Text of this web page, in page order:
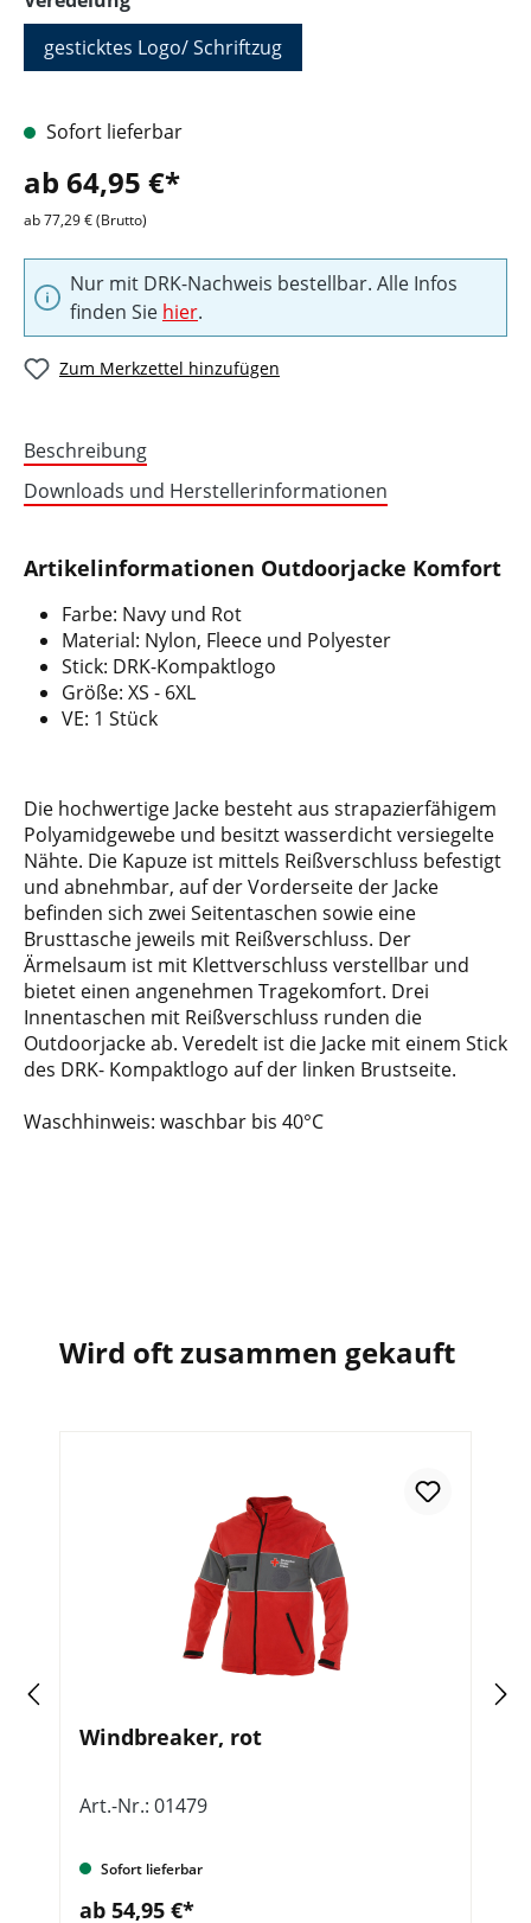
gesticktes Logo/ Schriftzug
Sofort lieferbar
ab 64,95 €*
ab 77,29 € (Brutto)
Nur mit DRK-Nachweis bestellbar. Alle Infos
finden Sie hier.
Zum Merkzettel hinzufügen
Beschreibung
Downloads und Herstellerinformationen
Artikelinformationen Outdoorjacke Komfort
Farbe: Navy und Rot
Material: Nylon, Fleece und Polyester
Stick: DRK-Kompaktlogo
Größe: XS - 6XL
VE: 1 Stück
Die hochwertige Jacke besteht aus strapazierfähigem
Polyamidgewebe und besitzt wasserdicht versiegelte
Nähte. Die Kapuze ist mittels Reißverschluss befestigt
und abnehmbar, auf der Vorderseite der Jacke
befinden sich zwei Seitentaschen sowie eine
Brusttasche jeweils mit Reißverschluss. Der
Ärmelsaum ist mit Klettverschluss verstellbar und
bietet einen angenehmen Tragekomfort. Drei
Innentaschen mit Reißverschluss runden die
Outdoorjacke ab. Veredelt ist die Jacke mit einem Stick
des DRK- Kompaktlogo auf der linken Brustseite.
Waschhinweis: waschbar bis 40°C
Wird oft zusammen gekauft
Windbreaker, rot
Art.-Nr.: 01479
Sofort lieferbar
ab 54,95 €*